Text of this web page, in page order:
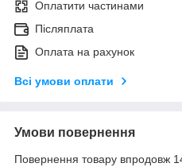
Оплатити частинами
Післяплата
Оплата на рахунок
Всі умови оплати
Умови повернення
Повернення товару впродовж